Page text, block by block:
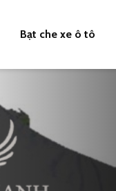
Bạt che xe ô tô